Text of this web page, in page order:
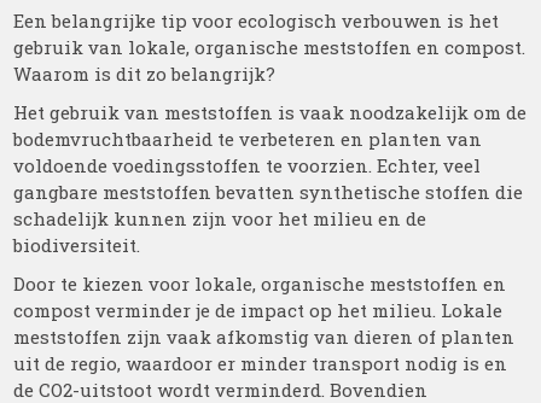
Een belangrijke tip voor ecologisch verbouwen is het
gebruik van lokale, organische meststoffen en compost.
Waarom is dit zo belangrijk?
Het gebruik van meststoffen is vaak noodzakelijk om de
bodemvruchtbaarheid te verbeteren en planten van
voldoende voedingsstoffen te voorzien. Echter, veel
gangbare meststoffen bevatten synthetische stoffen die
schadelijk kunnen zijn voor het milieu en de
biodiversiteit.
Door te kiezen voor lokale, organische meststoffen en
compost verminder je de impact op het milieu. Lokale
meststoffen zijn vaak afkomstig van dieren of planten
uit de regio, waardoor er minder transport nodig is en
de CO2-uitstoot wordt verminderd. Bovendien